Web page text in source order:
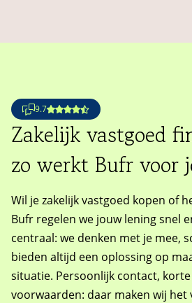
9.7
Zakelijk vastgoed
zo werkt Bufr voor
Wil je zakelijk vastgoed kopen of
Bufr regelen we jouw lening snel
centraal: we denken met je mee,
bieden altijd een oplossing op
situatie. Persoonlijk contact,
voorwaarden: daar maken wij het